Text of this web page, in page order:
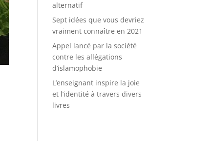
alternatif
Sept idées que vous devriez
vraiment connaître en 2021
Appel lancé par la société
contre les allégations
d’islamophobie
L’enseignant inspire la joie
et l’identité à travers divers
livres